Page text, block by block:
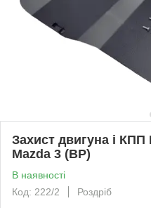
Захист двигуна і КПП
Mazda 3 (BP)
В наявності
Код: 222/2
Роздріб